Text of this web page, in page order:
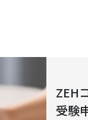
ZEH
受験